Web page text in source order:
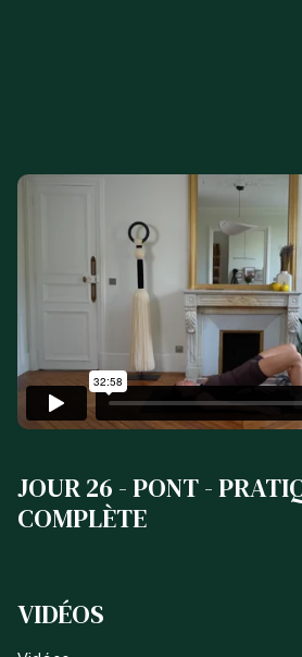
JOUR 26 - PONT -
COMPLÈTE
VIDÉOS